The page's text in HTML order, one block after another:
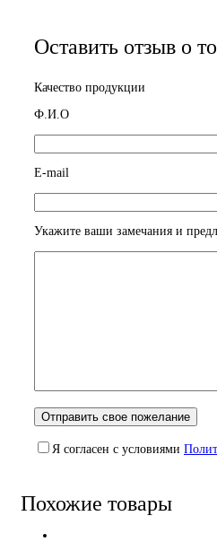
Оставить отзыв о
Качество продукции
Ф.И.О
E-mail
Укажите ваши замечания и
Я согласен с условиями
Похожие товары